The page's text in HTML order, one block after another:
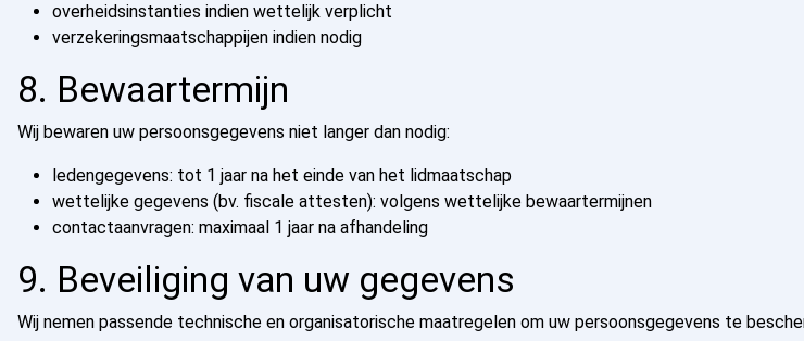
overheidsinstanties indien wettelijk verplicht
verzekeringsmaatschappijen indien nodig
8. Bewaartermijn
Wij bewaren uw persoonsgegevens niet langer dan nodig:
ledengegevens: tot 1 jaar na het einde van het lidmaatschap
wettelijke gegevens (bv. fiscale attesten): volgens wettelijke bewaartermijnen
contactaanvragen: maximaal 1 jaar na afhandeling
9. Beveiliging van uw gegevens
Wij nemen passende technische en organisatorische maatregelen om uw persoonsgegevens te